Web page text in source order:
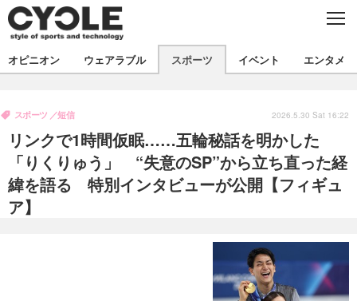
C
E
製品/用品
衣類
飲食
バックナンバー
コラム
インプレ
ボイス
デバイス
ビジネス
国内
海外
スポーツ
短信
まとめ
イベント
文化
エンタメ
出版／映画
ファッション
政治
オピニオン ウェアラブル スポーツ イベント エンタメ
リンクで1時間仮眠……五輪秘話を明かした
「りくりゅう」 “失意のSP”から立ち直った経
緯を語る 特別インタビューが公開【フィギュ
ア】
スポーツ 短信 2026.5.30 Sat 16:22